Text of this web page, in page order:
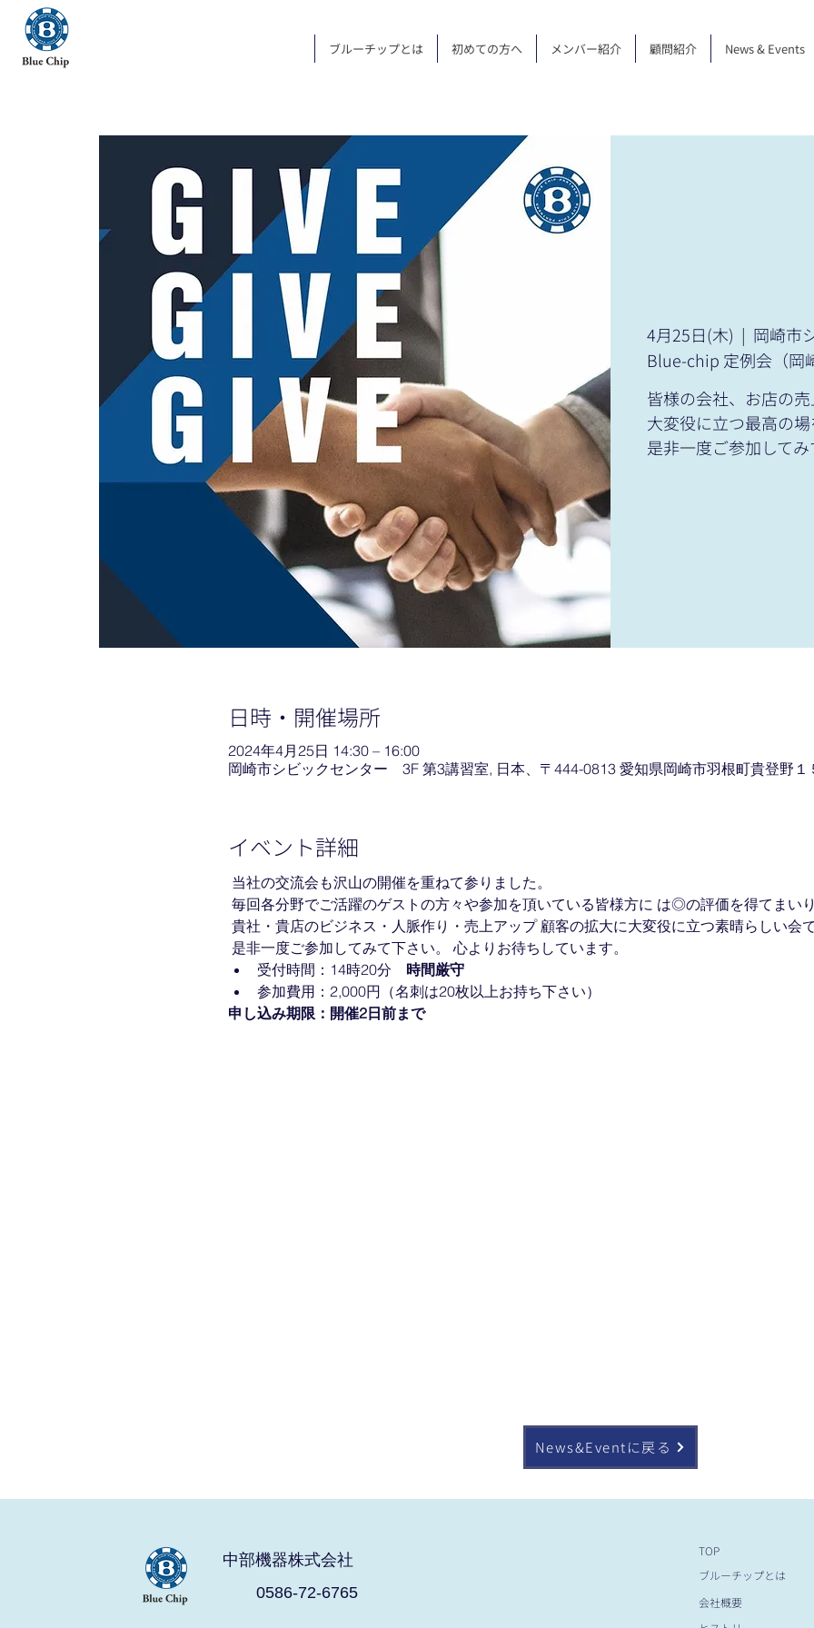
ブルーチップとは 初めての方へ メンバー紹介 顧問紹介 News & Events
4月25日(木)
  |
岡崎市
Blue-chip 定例会（岡
皆様の会社、お店の
大変役に立つ最高の場
是非一度ご参加してみ
日時・開催場所
2024年4月25日 14:30 – 16:00
岡崎市シビックセンター 3F 第3講習室, 日本、〒444-0813 愛知県岡崎市羽根町貴登野１
イベント詳細
当社の交流会も沢山の開催を重ねて参りました。
毎回各分野でご活躍のゲストの方々や参加を頂いている皆様方に は◎の評価を得てまいり
貴社・貴店のビジネス・人脈作り・売上アップ 顧客の拡大に大変役に立つ素晴らしい会で
是非一度ご参加してみて下さい。 心よりお待ちしています。
受付時間：14時20分 時間厳守
参加費用：2,000円（名刺は20枚以上お持ち下さい）
申し込み期限：開催2日前まで
News&Eventに戻る
中部機器株式会社
0586-72-6765
TOP
ブルーチップとは
会社概要